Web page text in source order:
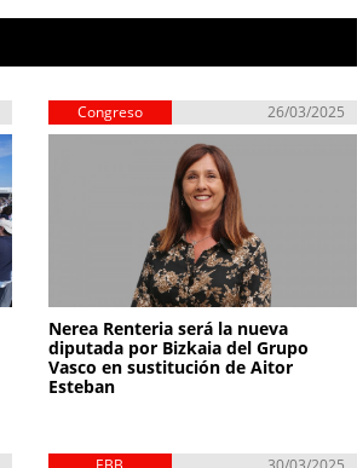
Congreso 26/03/2025
Nerea Renteria será la nueva
diputada por Bizkaia del Grupo
Vasco en sustitución de Aitor
Esteban